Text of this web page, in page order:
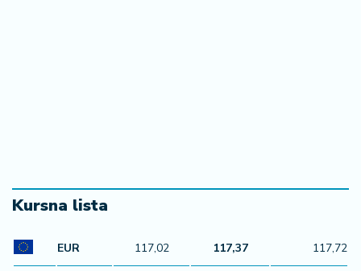
Kursna lista
EUR 117,02 117,37 117,72